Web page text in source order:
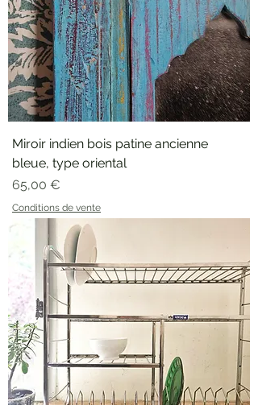
Miroir indien bois patine ancienne
bleue, type oriental
Prix
65,00 €
Conditions de vente